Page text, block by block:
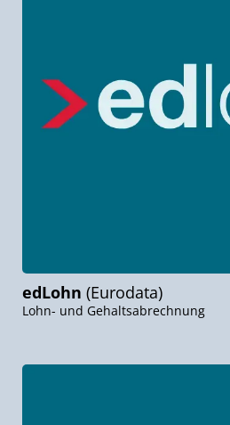
edLohn (Eurodata)
Lohn- und Gehaltsabrechnung